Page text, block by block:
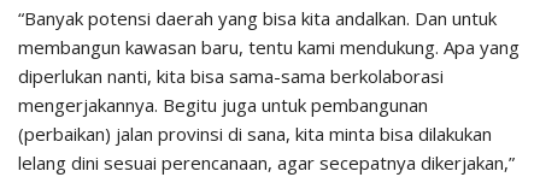
“Banyak potensi daerah yang bisa kita andalkan. Dan untuk
membangun kawasan baru, tentu kami mendukung. Apa yang
diperlukan nanti, kita bisa sama-sama berkolaborasi
mengerjakannya. Begitu juga untuk pembangunan
(perbaikan) jalan provinsi di sana, kita minta bisa dilakukan
lelang dini sesuai perencanaan, agar secepatnya dikerjakan,”